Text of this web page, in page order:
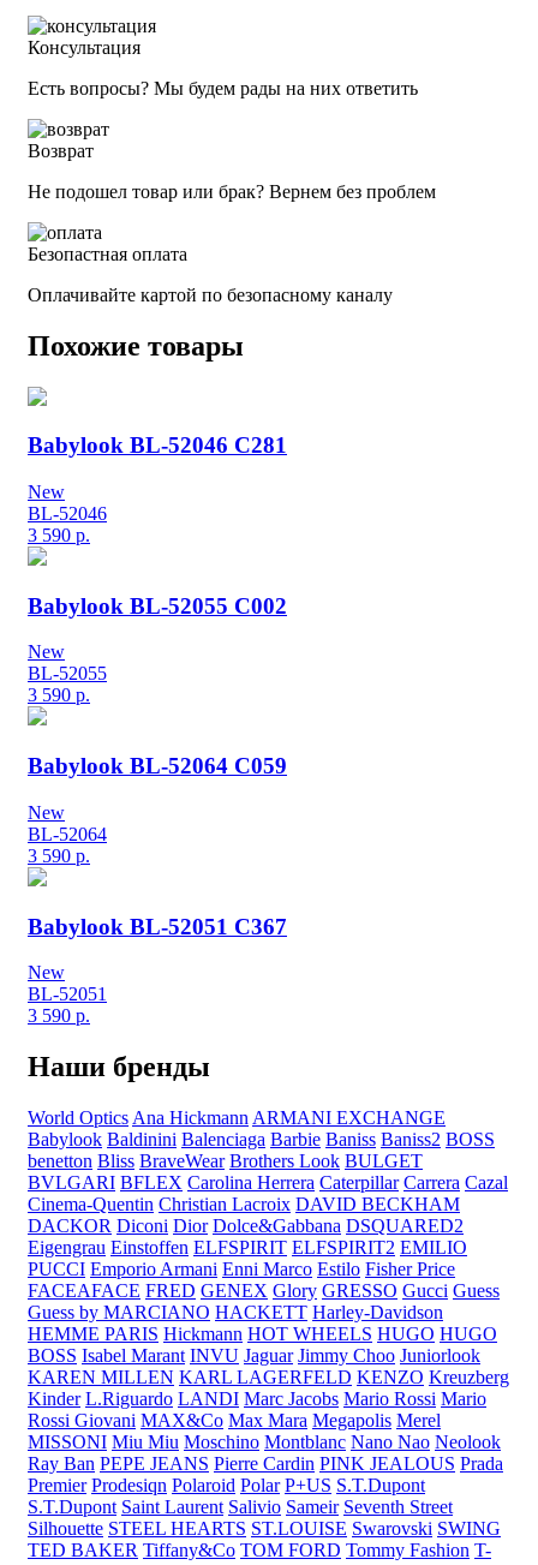
Консультация
Есть вопросы? Мы будем рады на них ответить
Возврат
Не подошел товар или брак? Вернем без проблем
Безопастная оплата
Оплачивайте картой по безопасному каналу
Похожие товары
Babylook BL-52046 C281
New
BL-52046
3 590 р.
Babylook BL-52055 C002
New
BL-52055
3 590 р.
Babylook BL-52064 C059
New
BL-52064
3 590 р.
Babylook BL-52051 C367
New
BL-52051
3 590 р.
Наши бренды
World Optics Ana Hickmann ARMANI EXCHANGE
Babylook Baldinini Balenciaga Barbie Baniss Baniss2 BOSS
benetton Bliss BraveWear Brothers Look BULGET
BVLGARI BFLEX Carolina Herrera Caterpillar Carrera Cazal
Cinema-Quentin Christian Lacroix DAVID BECKHAM
DACKOR Diconi Dior Dolce&Gabbana DSQUARED2
Eigengrau Einstoffen ELFSPIRIT ELFSPIRIT2 EMILIO
PUCCI Emporio Armani Enni Marco Estilo Fisher Price
FACEAFACE FRED GENEX Glory GRESSO Gucci Guess
Guess by MARCIANO HACKETT Harley-Davidson
HEMME PARIS Hickmann HOT WHEELS HUGO HUGO
BOSS Isabel Marant INVU Jaguar Jimmy Choo Juniorlook
KAREN MILLEN KARL LAGERFELD KENZO Kreuzberg
Kinder L.Riguardo LANDI Marc Jacobs Mario Rossi Mario
Rossi Giovani MAX&Co Max Mara Megapolis Merel
MISSONI Miu Miu Moschino Montblanc Nano Nao Neolook
Ray Ban PEPE JEANS Pierre Cardin PINK JEALOUS Prada
Premier Prodesiqn Polaroid Polar P+US S.T.Dupont
S.T.Dupont Saint Laurent Salivio Sameir Seventh Street
Silhouette STEEL HEARTS ST.LOUISE Swarovski SWING
TED BAKER Tiffany&Co TOM FORD Tommy Fashion T-